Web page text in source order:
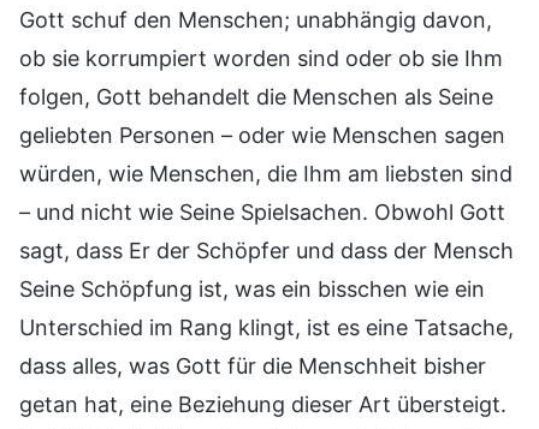
Gott schuf den Menschen; unabhängig davon,
ob sie korrumpiert worden sind oder ob sie Ihm
folgen, Gott behandelt die Menschen als Seine
geliebten Personen – oder wie Menschen sagen
würden, wie Menschen, die Ihm am liebsten sind
– und nicht wie Seine Spielsachen. Obwohl Gott
sagt, dass Er der Schöpfer und dass der Mensch
Seine Schöpfung ist, was ein bisschen wie ein
Unterschied im Rang klingt, ist es eine Tatsache,
dass alles, was Gott für die Menschheit bisher
getan hat, eine Beziehung dieser Art übersteigt.